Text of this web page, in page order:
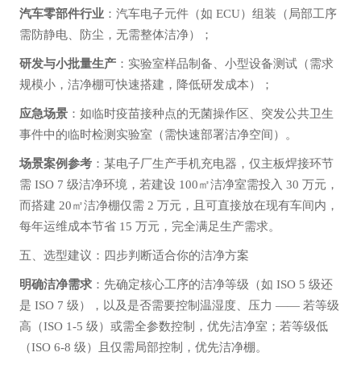
汽车零部件行业：汽车电子元件（如 ECU）组装（局部工序
需防静电、防尘，无需整体洁净）；
研发与小批量生产：实验室样品制备、小型设备测试（需求
规模小，洁净棚可快速搭建，降低研发成本）；
应急场景：如临时疫苗接种点的无菌操作区、突发公共卫生
事件中的临时检测实验室（需快速部署洁净空间）。
场景案例参考：某电子厂生产手机充电器，仅主板焊接环节
需 ISO 7 级洁净环境，若建设 100㎡洁净室需投入 30 万元，
而搭建 20㎡洁净棚仅需 2 万元，且可直接放在现有车间内，
每年运维成本节省 15 万元，完全满足生产需求。
五、选型建议：四步判断适合你的洁净方案
明确洁净需求：先确定核心工序的洁净等级（如 ISO 5 级还
是 ISO 7 级），以及是否需要控制温湿度、压力 —— 若等级
高（ISO 1-5 级）或需全参数控制，优先洁净室；若等级低
（ISO 6-8 级）且仅需局部控制，优先洁净棚。